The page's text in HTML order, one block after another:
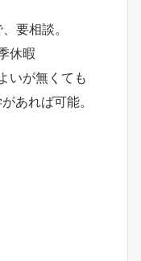
要相談。
休暇
いが無くても
あれば可能。